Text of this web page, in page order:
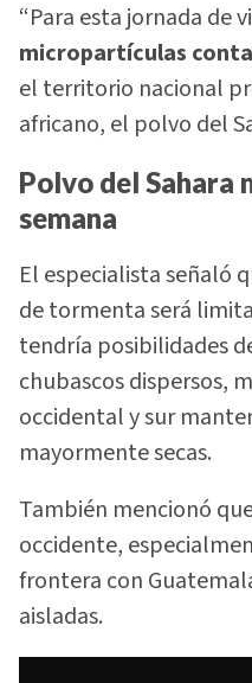
“Para esta jornada de
micropartículas
el territorio nacional
africano, el polvo del
Polvo del Sahara
semana
El especialista señaló
de tormenta será
tendría posibilidades
chubascos dispersos,
occidental y sur
mayormente secas.
También mencionó
occidente,
frontera con
aisladas.